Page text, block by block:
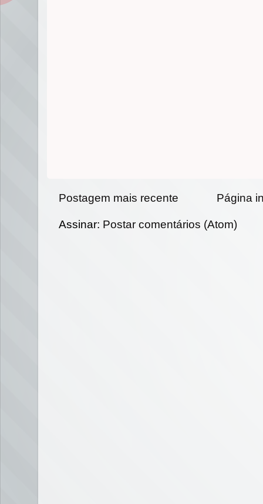
Postagem mais recente Página
Assinar: Postar comentários (Atom)